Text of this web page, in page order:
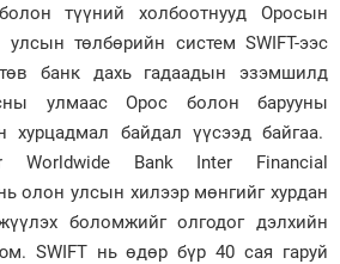
түүний холбоотнууд Оросын
төлбөрийн систем SWIFT-ээс
банк дахь гадаадын эзэмшилд
улмаас Орос болон барууны
хурцадмал байдал үүсээд байгаа.
Worldwide Bank Inter Financial
олон улсын хилээр мөнгийг хурдан
боломжийг олгодог дэлхийн
SWIFT нь өдөр бүр 40 сая гаруй